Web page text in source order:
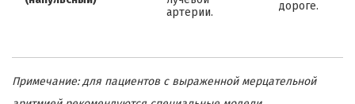
артерии.
дороге.
Примечание: для пациентов с выраженной мерцательной